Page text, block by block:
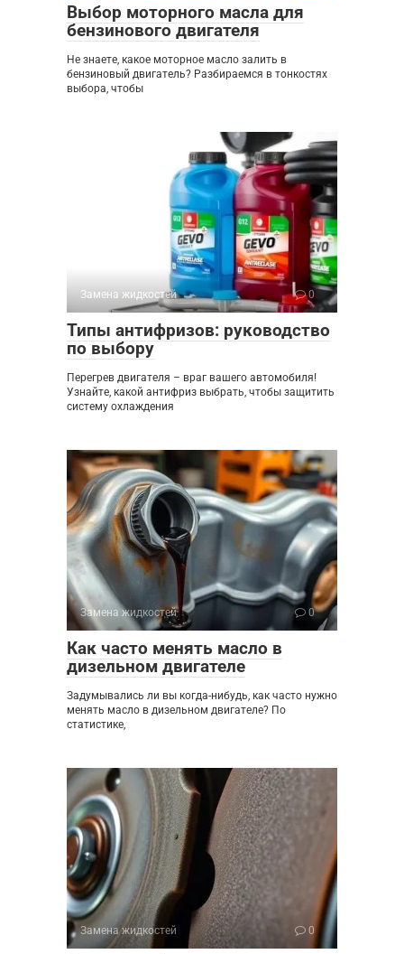
Выбор моторного масла для
бензинового двигателя
Не знаете, какое моторное масло залить в
бензиновый двигатель? Разбираемся в тонкостях
выбора, чтобы
Замена жидкостей 0
Типы антифризов: руководство
по выбору
Перегрев двигателя – враг вашего автомобиля!
Узнайте, какой антифриз выбрать, чтобы защитить
систему охлаждения
Замена жидкостей 0
Как часто менять масло в
дизельном двигателе
Задумывались ли вы когда-нибудь, как часто нужно
менять масло в дизельном двигателе? По
статистике,
Замена жидкостей 0